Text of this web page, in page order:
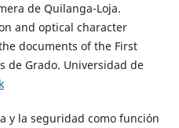
de Quilanga-Loja.
and optical character
documents of the First
de Grado. Universidad de
y la seguridad como función